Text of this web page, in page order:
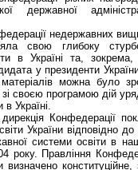
державної
недержавних
свою глибоку
в Україні та,
у президенти
можна було
своєю програмою дій
Україні.
Конфедерації
України відповідно
системи освіти в
року. Правління